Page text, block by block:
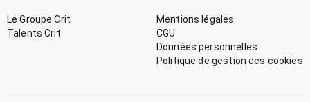
Le Groupe Crit
Talents Crit
Mentions légales
CGU
Données personnelles
Politique de gestion des cookies